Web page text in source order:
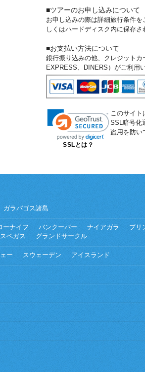
■ツアーのお申し込みについて
お申し込みの際は詳細旅行条件
しくはハードディスク内に保存さ
■お支払い方法について
銀行振り込みの他、クレジット
EXPRESS、DINERS）がご利用
SSLとは？
このサイト
SSL暗号化
盗用を防い
ガラパゴス諸島
ーナイフ バンクーバー ナイアガラ プリ
ベガス グランドサークル
ー スウェーデン アイスランド